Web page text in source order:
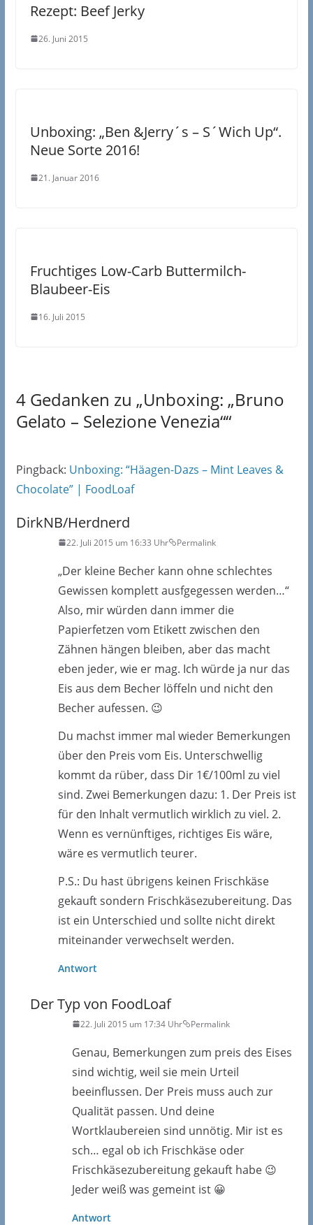
Rezept: Beef Jerky
26. Juni 2015
Unboxing: „Ben &Jerry´s – S´Wich Up“.
Neue Sorte 2016!
21. Januar 2016
Fruchtiges Low-Carb Buttermilch-
Blaubeer-Eis
16. Juli 2015
4 Gedanken zu „Unboxing: „Bruno
Gelato – Selezione Venezia““
Pingback: Unboxing: “Häagen-Dazs – Mint Leaves &
Chocolate” | FoodLoaf
DirkNB/Herdnerd
22. Juli 2015 um 16:33 Uhr Permalink
„Der kleine Becher kann ohne schlechtes
Gewissen komplett ausfgegessen werden…“
Also, mir würden dann immer die
Papierfetzen vom Etikett zwischen den
Zähnen hängen bleiben, aber das macht
eben jeder, wie er mag. Ich würde ja nur das
Eis aus dem Becher löffeln und nicht den
Becher aufessen. 😉
Du machst immer mal wieder Bemerkungen
über den Preis vom Eis. Unterschwellig
kommt da rüber, dass Dir 1€/100ml zu viel
sind. Zwei Bemerkungen dazu: 1. Der Preis ist
für den Inhalt vermutlich wirklich zu viel. 2.
Wenn es vernünftiges, richtiges Eis wäre,
wäre es vermutlich teurer.
P.S.: Du hast übrigens keinen Frischkäse
gekauft sondern Frischkäsezubereitung. Das
ist ein Unterschied und sollte nicht direkt
miteinander verwechselt werden.
Antwort
Der Typ von FoodLoaf
22. Juli 2015 um 17:34 Uhr Permalink
Genau, Bemerkungen zum preis des Eises
sind wichtig, weil sie mein Urteil
beeinflussen. Der Preis muss auch zur
Qualität passen. Und deine
Wortklaubereien sind unnötig. Mir ist es
sch… egal ob ich Frischkäse oder
Frischkäsezubereitung gekauft habe 😉
Jeder weiß was gemeint ist 😀
Antwort